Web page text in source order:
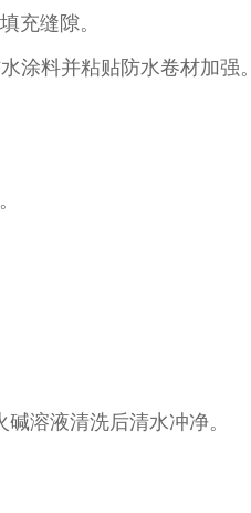
充缝隙。​
涂料并粘贴防水卷材加强。​
溶液清洗后清水冲净。​